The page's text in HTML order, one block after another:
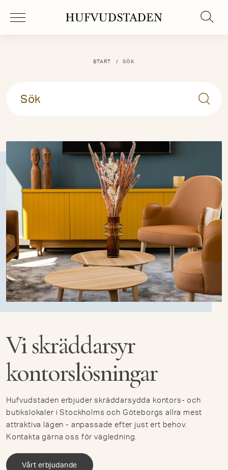
START SÖK
Vi skräddarsyr
kontorslösningar
Hufvudstaden erbjuder skräddarsydda kontors- och
butikslokaler i Stockholms och Göteborgs allra mest
attraktiva lägen - anpassade efter just ert behov.
Kontakta gärna oss för vägledning.
Vårt erbjudande